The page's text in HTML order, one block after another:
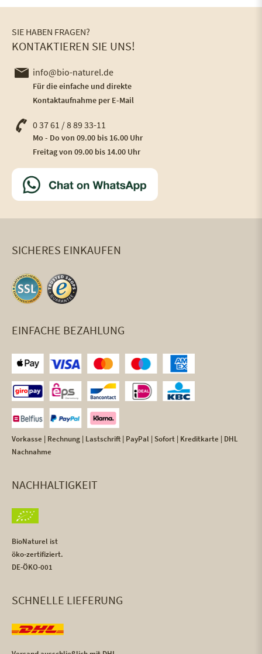
SIE HABEN FRAGEN?
KONTAKTIEREN SIE UNS!
info@bio-naturel.de
Für die einfache und direkte
Kontaktaufnahme per E-Mail
0 37 61 / 8 89 33-11
Mo - Do von 09.00 bis 16.00 Uhr
Freitag von 09.00 bis 14.00 Uhr
SICHERES EINKAUFEN
EINFACHE BEZAHLUNG
Vorkasse | Rechnung | Lastschrift | PayPal | Sofort | Kreditkarte | DHL
Nachnahme
NACHHALTIGKEIT
BioNaturel ist
öko-zertifiziert.
DE-ÖKO-001
SCHNELLE LIEFERUNG